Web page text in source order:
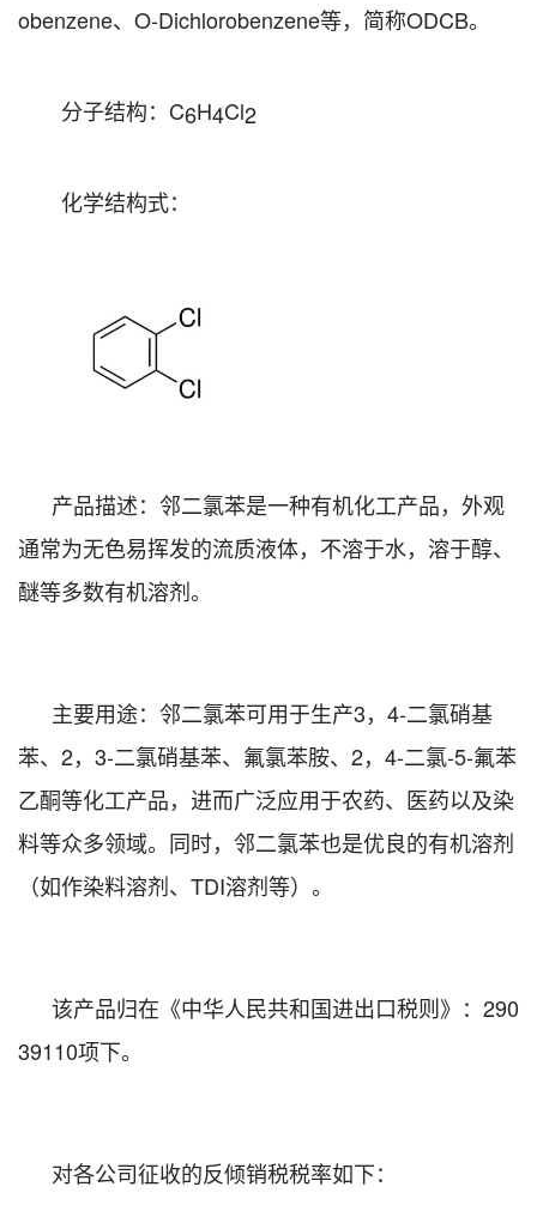
obenzene、 O-Dichlorobenzene等，简称ODCB。
分子结构： C6H4Cl2
化学结构式：
产品描述：邻二氯苯是一种有机化工产品，外观
通常为无色易挥发的流质液体，不溶于水，溶于醇、
醚等多数有机溶剂。
主要用途：邻二氯苯可用于生产3， 4-二氯硝基
苯、 2， 3-二氯硝基苯、氟氯苯胺、 2， 4-二氯-5-氟苯
乙酮等化工产品，进而广泛应用于农药、医药以及染
料等众多领域。同时，邻二氯苯也是优良的有机溶剂
（如作染料溶剂、 TDI溶剂等）。
该产品归在《中华人民共和国进出口税则》： 290
39110项下。
对各公司征收的反倾销税税率如下：